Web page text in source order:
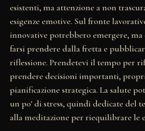
esistenti, ma attenzione a non
esigenze emotive. Sul fronte
innovative potrebbero emergere,
farsi prendere dalla fretta e
riflessione. Prendetevi il tempo per
prendere decisioni importanti,
pianificazione strategica. La salute
un po' di stress, quindi dedicate del
alla meditazione per riequilibrare le